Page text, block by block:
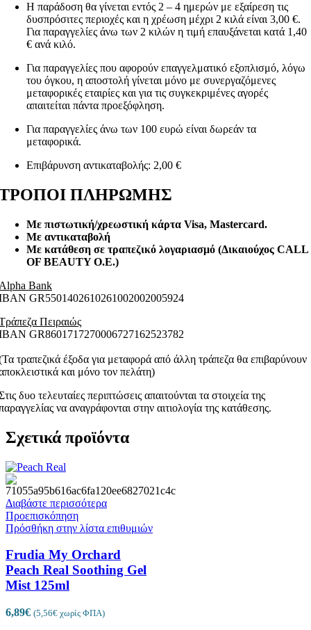
Η παράδοση θα γίνεται εντός 2 – 4 ημερών με εξαίρεση τις
δυσπρόσιτες περιοχές και η χρέωση μέχρι 2 κιλά είναι 3,00 €.
Για παραγγελίες άνω των 2 κιλών η τιμή επαυξάνεται κατά 1,40
€ ανά κιλό.
Για παραγγελίες που αφορούν επαγγελματικό εξοπλισμό, λόγω
του όγκου, η αποστολή γίνεται μόνο με συνεργαζόμενες
μεταφορικές εταιρίες και για τις συγκεκριμένες αγορές
απαιτείται πάντα προεξόφληση.
Για παραγγελίες άνω των 100 ευρώ είναι δωρεάν τα
μεταφορικά.
Επιβάρυνση αντικαταβολής: 2,00 €
ΠΛΗΡΩΜΗΣ
Με πιστωτική/χρεωστική κάρτα Visa, Mastercard.
Με αντικαταβολή
Με κατάθεση σε τραπεζικό λογαριασμό (Δικαιούχος CALL
OF BEAUTY O.E.)
Bank
GR5501402610261002002005924
Πειραιώς
GR8601717270006727162523782
τραπεζικά έξοδα για μεταφορά από άλλη τράπεζα θα επιβαρύνουν
και μόνο τον πελάτη)
δυο τελευταίες περιπτώσεις απαιτούνται τα στοιχεία της
να αναγράφονται στην αιτιολογία της κατάθεσης.
Σχετικά προϊόντα
Διαβάστε περισσότερα
Προεπισκόπηση
Πρόσθήκη στην λίστα επιθυμιών
Frudia My Orchard
Peach Real Soothing Gel
Mist 125ml
6,89€ (5,56€ χωρίς ΦΠΑ)